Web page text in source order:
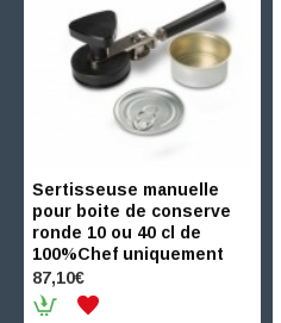
Sertisseuse manuelle
pour boite de conserve
ronde 10 ou 40 cl de
100%Chef uniquement
87,10€